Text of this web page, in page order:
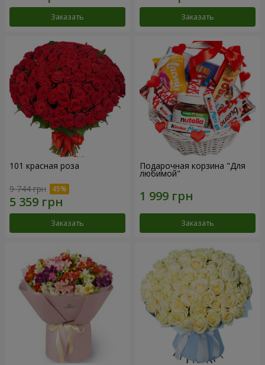
Заказать Заказать
101 красная роза
9 744 грн
Заказать
Подарочная корзина "Для
любимой"
Заказать